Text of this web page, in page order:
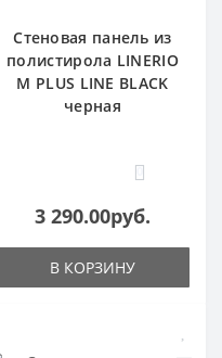
Стеновая панель из
полистирола LINERIO
M PLUS LINE BLACK
черная
0
3 290.00руб.
В КОРЗИНУ